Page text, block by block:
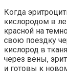
Когда
кислородом в
красной на
свою поездку
кислород в
через вены,
и готовы к